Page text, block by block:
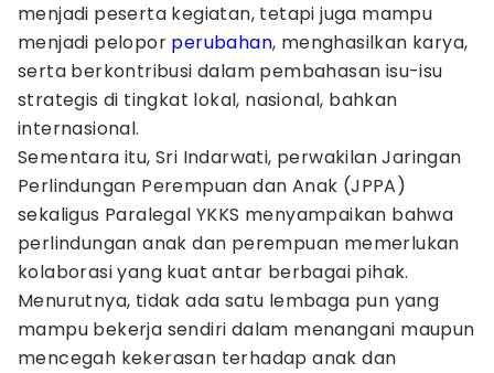
menjadi peserta kegiatan, tetapi juga mampu
menjadi pelopor perubahan, menghasilkan karya,
serta berkontribusi dalam pembahasan isu-isu
strategis di tingkat lokal, nasional, bahkan
internasional.
Sementara itu, Sri Indarwati, perwakilan Jaringan
Perlindungan Perempuan dan Anak (JPPA)
sekaligus Paralegal YKKS menyampaikan bahwa
perlindungan anak dan perempuan memerlukan
kolaborasi yang kuat antar berbagai pihak.
Menurutnya, tidak ada satu lembaga pun yang
mampu bekerja sendiri dalam menangani maupun
mencegah kekerasan terhadap anak dan